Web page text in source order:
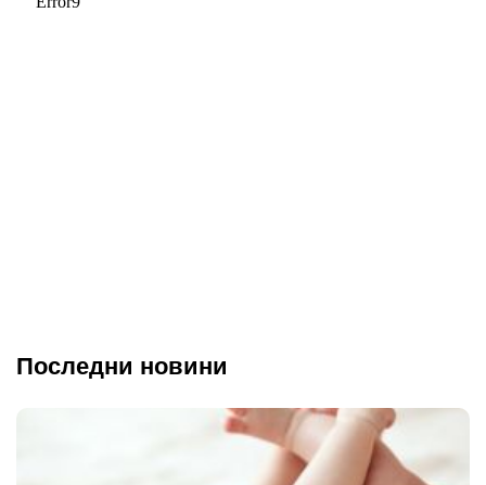
Последни новини